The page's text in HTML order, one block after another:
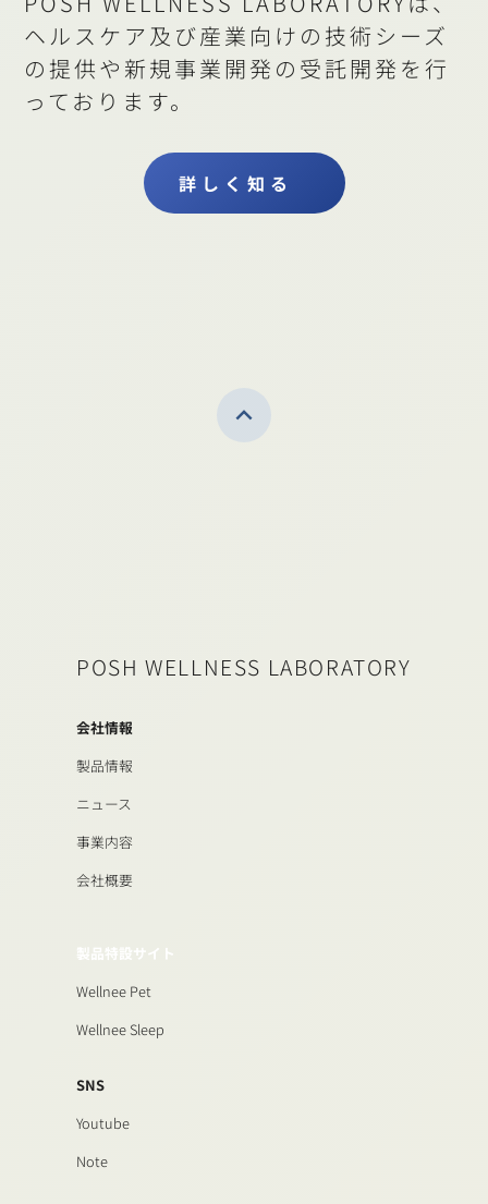
ヘルスケア及び産業向けの技術シーズ
の提供や新規事業開発の受託開発を行
っております。
詳しく知る
POSH WELLNESS LABORATORY
会社情報
製品情報
ニュース
事業内容
会社概要
製品特設サイト
Wellnee Pet
Wellnee Sleep
SNS
Youtube
Note